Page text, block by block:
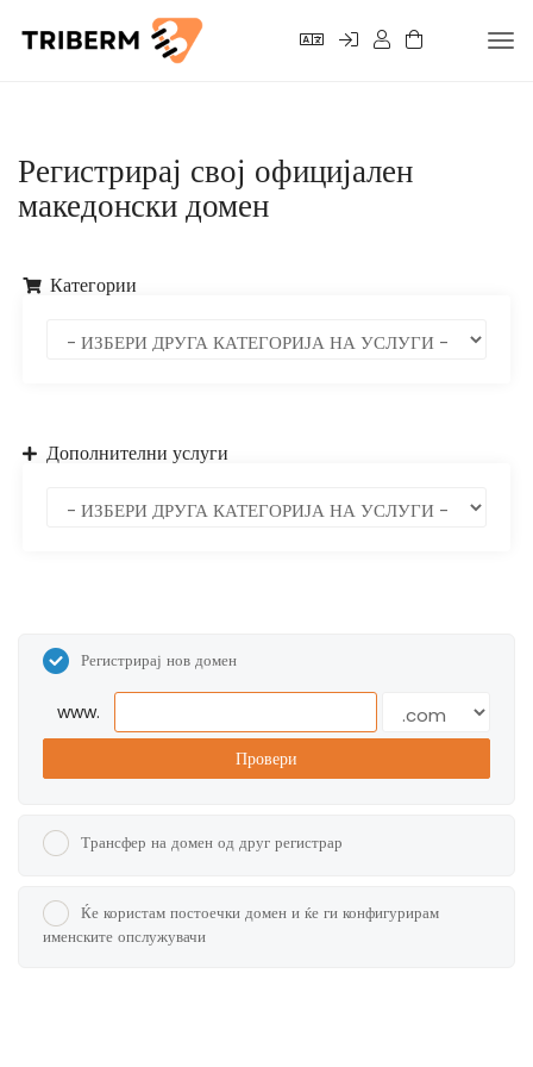
Регистрирај свој официјален
македонски домен
Категории
Дополнителни услуги
Регистрирај нов домен
www.
Провери
Трансфер на домен од друг регистрар
Ќе користам постоечки домен и ќе ги конфигурирам
именските опслужувачи